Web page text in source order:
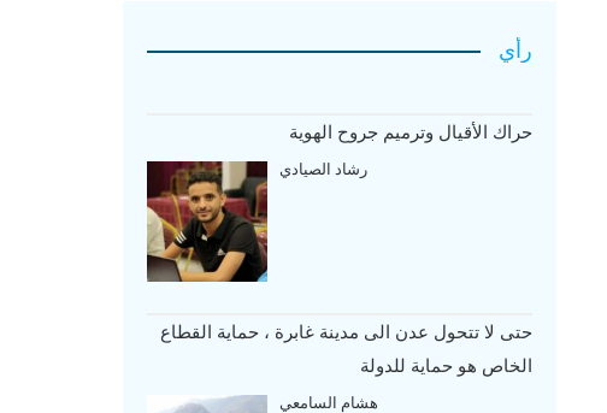
رأي
حراك الأقيال وترميم جروح الهوية
رشاد الصيادي
حتى لا تتحول عدن الى مدينة غابرة ، حماية القطاع
الخاص هو حماية للدولة
هشام السامعي